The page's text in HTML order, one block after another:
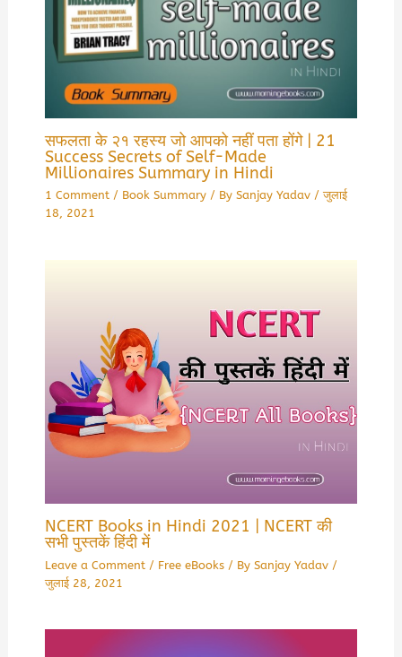
सफलता के २१ रहस्य जो आपको नहीं पता होंगे | 21
Success Secrets of Self-Made
Millionaires Summary in Hindi
1 Comment / Book Summary/ By Sanjay Yadav /जुलाई
18, 2021
NCERT Books in Hindi 2021 | NCERT की
सभी पुस्तकें हिंदी में
Leave a Comment / Free eBooks/ By Sanjay Yadav /
जुलाई 28, 2021